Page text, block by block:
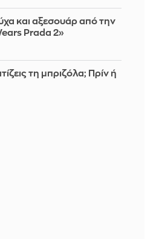
και αξεσουάρ από την
Prada 2»
τη μπριζόλα; Πρίν ή